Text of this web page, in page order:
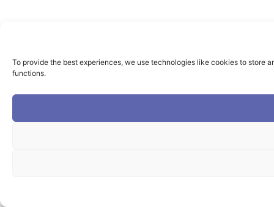
To provide the best experiences, we use technologies like cookies to store
functions.